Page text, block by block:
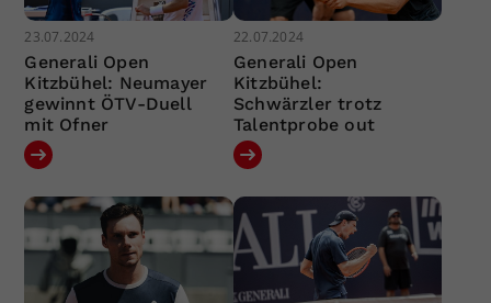
23.07.2024
Generali Open
Kitzbühel: Neumayer
gewinnt ÖTV-Duell
mit Ofner
22.07.2024
Generali Open
Kitzbühel:
Schwärzler trotz
Talentprobe out